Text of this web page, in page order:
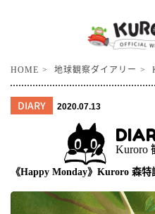
HOME 地球観察ダイアリー
DIARY 2020.07.13
Kuroro
《Happy Monday》Kuroro 森特